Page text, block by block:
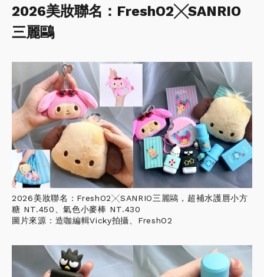
2026美妝聯名：FreshO2╳SANRIO
三麗鷗
2026美妝聯名：FreshO2╳SANRIO三麗鷗，超補水護唇小方
糖 NT.450、氣色小麥棒 NT.430
圖片來源：造咖編輯Vicky拍攝、FreshO2